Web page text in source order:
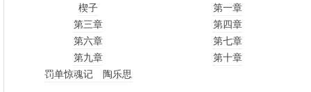
楔子
第一章
第三章
第四章
第六章
第七章
第九章
第十章
罚单惊魂记 陶乐思